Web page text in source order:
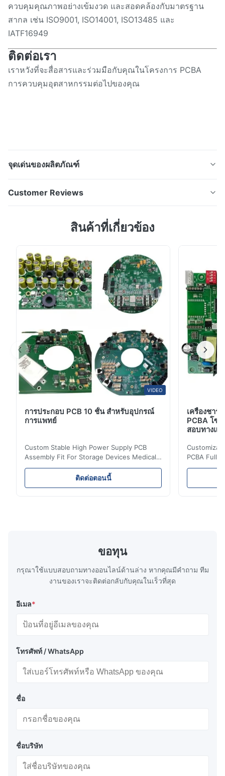
ควบคุมคุณภาพอย่างเข้มงวด และสอดคล้องกับมาตรฐาน
สากล เช่น ISO9001, ISO14001, ISO13485 และ
IATF16949
ติดต่อเรา
เราหวังที่จะสื่อสารและร่วมมือกับคุณในโครงการ PCBA
การควบคุมอุตสาหกรรมต่อไปของคุณ
จุดเด่นของผลิตภัณฑ์
อุตสาหกรรมและการควบคุม PCBAหมายถึงชุดแผ่นวงจร
และการบริหารการขับเคลื่อนในระบบอุตสาหกรรม
เครื่องไฟฟ้าอุตสาหกรรม, ตู้ควบคุมและระบบจัดการพลังงาน
ที่...
Customer Reviews
Based on 50 reviews recently
0
0
0
Mar 12.2026
From PCB fabrication to SMT assembly, Ring PCB provided
excellent support and consistent quality. Their factory
capability and certifications give us full confidence.
สินค้าที่เกี่ยวข้อง
VIDEO
การประกอบ PCB 10 ชั้น สําหรับอุปกรณ์
การแพทย์
Custom Stable High Power Supply PCB
Assembly Fit For Storage Devices Medical
Equipment Ring PCB, your PCB & PCBA
Turnkey Solutions | Professional Circuit
Manufacturing Expert 1.What's High -
electronic devices and systems. 2.Features
ติดต่อตอนนี้
เครื่องชาร์
PCBA โซ
สอบทางแ
PCBA Full
Supplier 1.
10+ years
ขอทุน
กรุณาใช้แบบสอบถามทางออนไลน์ด้านล่าง หากคุณมีคําถาม ทีม
งานของเราจะติดต่อกลับกับคุณในเร็วที่สุด
อีเมล*
โทรศัพท์ / WhatsApp
ชื่อ
ชื่อบริษัท